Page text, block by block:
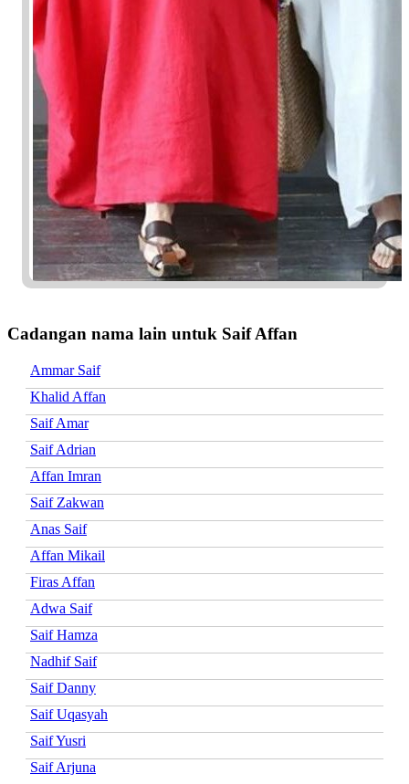
Cadangan nama lain untuk Saif Affan
Ammar Saif
Khalid Affan
Saif Amar
Saif Adrian
Affan Imran
Saif Zakwan
Anas Saif
Affan Mikail
Firas Affan
Adwa Saif
Saif Hamza
Nadhif Saif
Saif Danny
Saif Uqasyah
Saif Yusri
Saif Arjuna